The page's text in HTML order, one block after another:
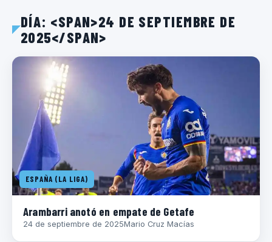
DÍA: <SPAN>24 DE SEPTIEMBRE DE
2025</SPAN>
ESPAÑA (LA LIGA)
Arambarri anotó en empate de Getafe
24 de septiembre de 2025Mario Cruz Macías